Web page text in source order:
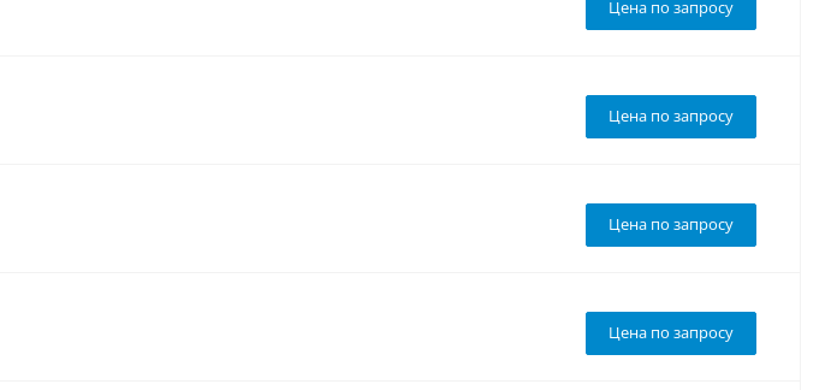
Цена по запросу
Цена по запросу
Цена по запросу
Цена по запросу